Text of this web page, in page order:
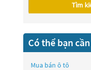
Tìm
Có thể bạn cần
Mua bán ô tô